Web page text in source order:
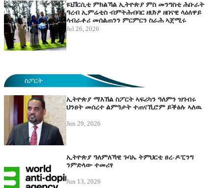
ዩኒቨርሲቲ ምክልኻል ኢትዮጵያ ምስ መንግስቲ ሕቡራት
ዓረብ ኢምሬቲስ ብምትሕብባር ዘህነፆ ዘበናዊ ላዕለዋይ
ላብራቶሪ መሰልጠንን ምርምርን ስራሕ ኣጀሚሩ
Jul 26, 2026
ስፖርት
ኢትዮጵያ ማእኸል ስፖርት ኣፍሪካን ዓለምን ዝገብሩ
ህንፀት መሰረተ ልምዓታት ተጠናኺሮም ይቕፅሉ ኣለዉ
Jun 29, 2026
ኢትዮጵያ ዓለምለኻዊ ጉባኤ ትምህርቲ ፀረ-ዶፒንግ
ንምድላው ተመሪፃ
Jun 13, 2026